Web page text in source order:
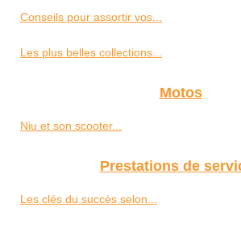
Conseils pour assortir vos...
Les plus belles collections...
Motos
Niu et son scooter...
Prestations de
Les clés du succès selon...